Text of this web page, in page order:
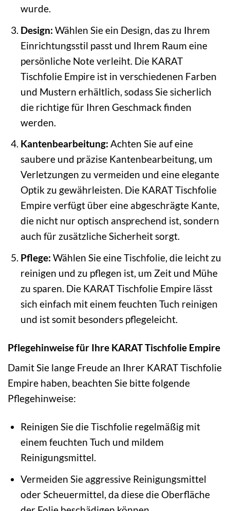
wurde.
Design: Wählen Sie ein Design, das zu Ihrem
Einrichtungsstil passt und Ihrem Raum eine
persönliche Note verleiht. Die KARAT
Tischfolie Empire ist in verschiedenen Farben
und Mustern erhältlich, sodass Sie sicherlich
die richtige für Ihren Geschmack finden
werden.
Kantenbearbeitung: Achten Sie auf eine
saubere und präzise Kantenbearbeitung, um
Verletzungen zu vermeiden und eine elegante
Optik zu gewährleisten. Die KARAT Tischfolie
Empire verfügt über eine abgeschrägte Kante,
die nicht nur optisch ansprechend ist, sondern
auch für zusätzliche Sicherheit sorgt.
Pflege: Wählen Sie eine Tischfolie, die leicht zu
reinigen und zu pflegen ist, um Zeit und Mühe
zu sparen. Die KARAT Tischfolie Empire lässt
sich einfach mit einem feuchten Tuch reinigen
und ist somit besonders pflegeleicht.
Pflegehinweise für Ihre KARAT Tischfolie Empire
Damit Sie lange Freude an Ihrer KARAT Tischfolie
Empire haben, beachten Sie bitte folgende
Pflegehinweise:
Reinigen Sie die Tischfolie regelmäßig mit
einem feuchten Tuch und mildem
Reinigungsmittel.
Vermeiden Sie aggressive Reinigungsmittel
oder Scheuermittel, da diese die Oberfläche